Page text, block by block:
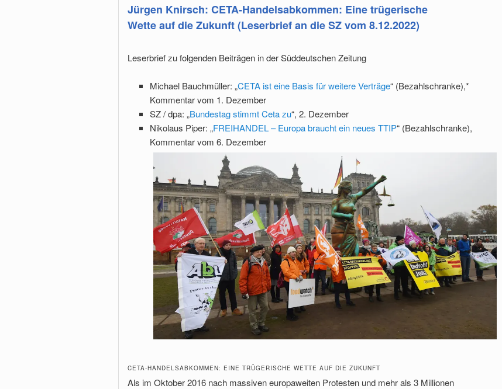
Jürgen Knirsch: CETA-Handelsabkommen: Eine trügerische
Wette auf die Zukunft (Leserbrief an die SZ vom 8.12.2022)
Leserbrief zu folgenden Beiträgen in der Süddeutschen Zeitung
Michael Bauchmüller: „CETA ist eine Basis für weitere Verträge“ (Bezahlschranke),*
Kommentar vom 1. Dezember
SZ / dpa: „Bundestag stimmt Ceta zu“, 2. Dezember
Nikolaus Piper: „FREIHANDEL – Europa braucht ein neues TTIP“ (Bezahlschranke),
Kommentar vom 6. Dezember
CETA-HANDELSABKOMMEN: EINE TRÜGERISCHE WETTE AUF DIE ZUKUNFT
Als im Oktober 2016 nach massiven europaweiten Protesten und mehr als 3 Millionen